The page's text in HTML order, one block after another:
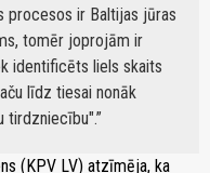
procesos ir Baltijas jūras
tomēr joprojām ir
identificēts liels skaits
līdz tiesai nonāk
tirdzniecību".
(KPV LV) atzīmēja, ka